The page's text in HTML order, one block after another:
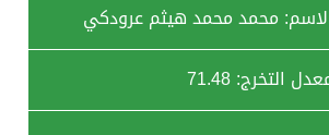
محمد محمد هيثم عرودكي
التخرج: 71.48